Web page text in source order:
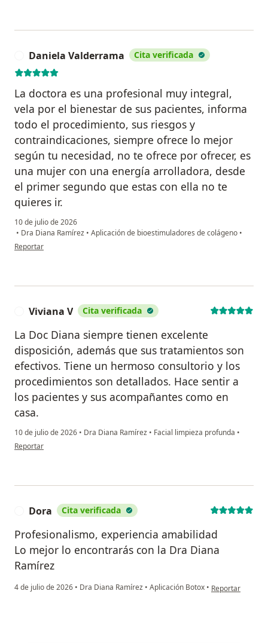
Daniela Valderrama Cita verificada
La doctora es una profesional muy integral,
vela por el bienestar de sus pacientes, informa
todo el procedimiento, sus riesgos y
contraindicaciones, siempre ofrece lo mejor
según tu necesidad, no te ofrece por ofrecer, es
una mujer con una energía arrolladora, desde
el primer segundo que estas con ella no te
quieres ir.
10 de julio de 2026
• Dra Diana Ramírez • Aplicación de bioestimuladores de colágeno •
en opinión del usuario Daniela Valderrama
Reportar
Viviana V Cita verificada
La Doc Diana siempre tienen excelente
disposición, además que sus tratamientos son
efectivos. Tiene un hermoso consultorio y los
procedimientos son detallados. Hace sentir a
los pacientes y sus acompañantes como en
casa.
10 de julio de 2026 • Dra Diana Ramírez • Facial limpieza profunda •
en opinión del usuario Viviana V
Reportar
Dora Cita verificada
Profesionalismo, experiencia amabilidad
Lo mejor lo encontrarás con la Dra Diana
Ramírez
4 de julio de 2026 • Dra Diana Ramírez • Aplicación Botox • en opinión del
Reportar